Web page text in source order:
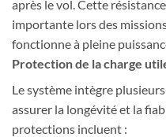
après le vol. Cette
importante lors des
fonctionne à pleine
Protection de la charge
Le système intègre
assurer la longévité et la
protections incluent :